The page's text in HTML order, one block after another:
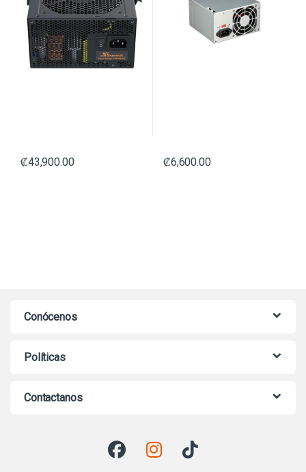
₡43,900.00 ₡6,600.00
Conócenos
Políticas
Contactanos